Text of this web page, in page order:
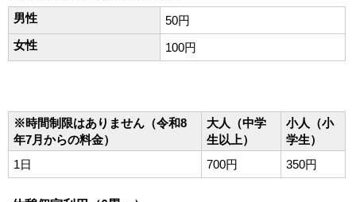
男性
50円
女性
100円
※時間制限はありません（令和8
年7月からの料金）
大人（中学
生以上）
小人（小
学生）
1日
700円 350円